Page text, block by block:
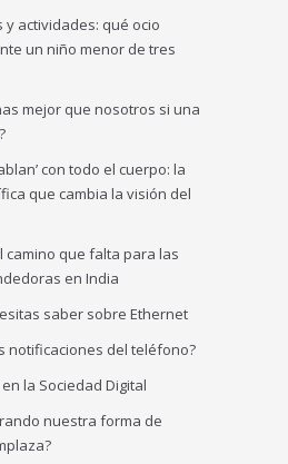
y actividades: qué ocio
un niño menor de tres
mejor que nosotros si una
con todo el cuerpo: la
que cambia la visión del
camino que falta para las
en India
saber sobre Ethernet
notificaciones del teléfono?
la Sociedad Digital
nuestra forma de